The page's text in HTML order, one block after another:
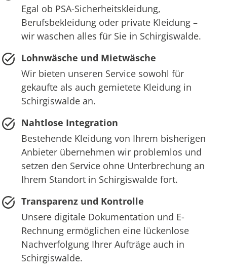
Egal ob PSA-Sicherheitskleidung,
Berufsbekleidung oder private Kleidung –
wir waschen alles für Sie in Schirgiswalde.
Lohnwäsche und Mietwäsche
Wir bieten unseren Service sowohl für
gekaufte als auch gemietete Kleidung in
Schirgiswalde an.
Nahtlose Integration
Bestehende Kleidung von Ihrem bisherigen
Anbieter übernehmen wir problemlos und
setzen den Service ohne Unterbrechung an
Ihrem Standort in Schirgiswalde fort.
Transparenz und Kontrolle
Unsere digitale Dokumentation und E-
Rechnung ermöglichen eine lückenlose
Nachverfolgung Ihrer Aufträge auch in
Schirgiswalde.